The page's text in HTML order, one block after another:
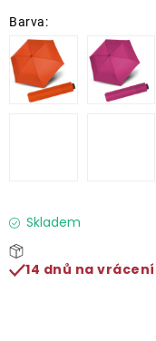
Deštníky
Skladem
14 dnů na vrácení